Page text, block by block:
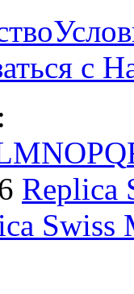
с
MNOPQ
Replica
Swiss